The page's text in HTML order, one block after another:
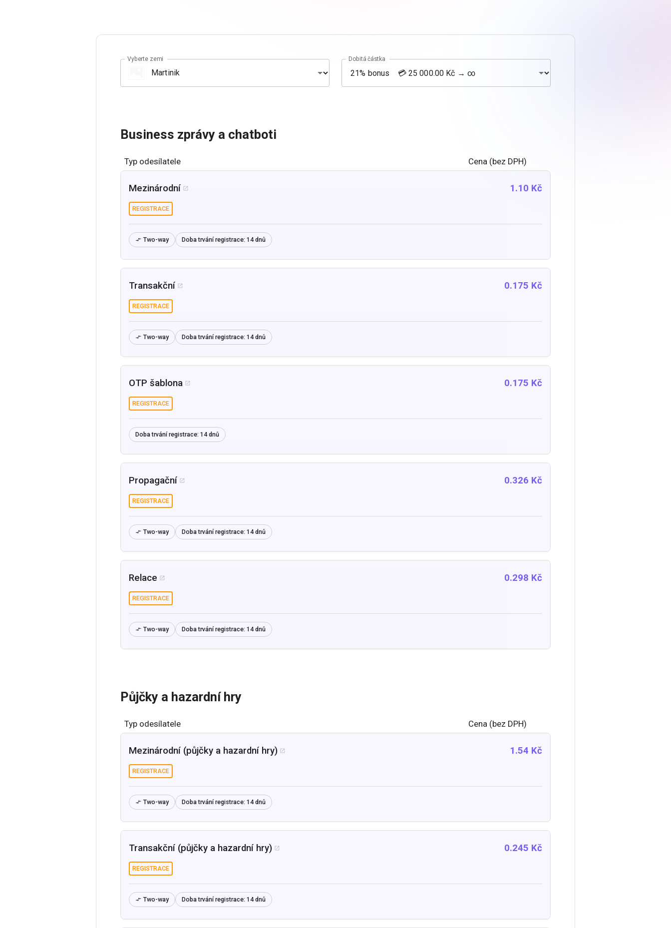
Vyberte zemi Dobitá částka
Business zprávy a chatboti
Typ odesílatele Cena (bez DPH)
Mezinárodní  1.10 Kč
REGISTRACE
 Two-way Doba trvání registrace: 14 dnů
Transakční  0.175 Kč
REGISTRACE
 Two-way Doba trvání registrace: 14 dnů
OTP šablona  0.175 Kč
REGISTRACE
Doba trvání registrace: 14 dnů
Propagační  0.326 Kč
REGISTRACE
 Two-way Doba trvání registrace: 14 dnů
Relace  0.298 Kč
REGISTRACE
 Two-way Doba trvání registrace: 14 dnů
Půjčky a hazardní hry
Typ odesílatele Cena (bez DPH)
Mezinárodní (půjčky a hazardní hry)  1.54 Kč
REGISTRACE
 Two-way Doba trvání registrace: 14 dnů
Transakční (půjčky a hazardní hry)  0.245 Kč
REGISTRACE
 Two-way Doba trvání registrace: 14 dnů